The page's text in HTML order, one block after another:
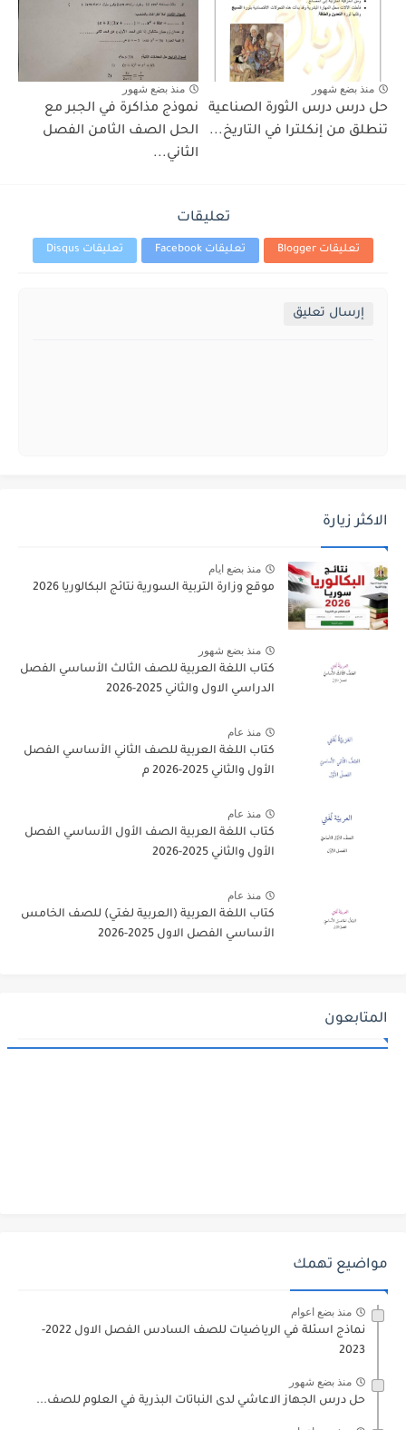
منذ بضع شهور
حل درس درس الثورة الصناعية
تنطلق من إنكلترا في التاريخ...
منذ بضع شهور
نموذج مذاكرة في الجبر مع
الحل الصف الثامن الفصل
الثاني...
تعليقات
تعليقات Blogger تعليقات Facebook تعليقات Disqus
إرسال تعليق
الاكثر زيارة
منذ بضع ايام
موقع وزارة التربية السورية نتائج البكالوريا 2026
منذ بضع شهور
كتاب اللغة العربية للصف الثالث الأساسي الفصل
الدراسي الاول والثاني 2025-2026
منذ عام
كتاب اللغة العربية للصف الثاني الأساسي الفصل
الأول والثاني 2025-2026 م
منذ عام
كتاب اللغة العربية الصف الأول الأساسي الفصل
الأول والثاني 2025-2026
منذ عام
كتاب اللغة العربية (العربية لغتي) للصف الخامس
الأساسي الفصل الاول 2025-2026
المتابعون
مواضيع تهمك
منذ بضع اعوام
نماذج اسئلة في الرياضيات للصف السادس الفصل الاول 2022-
2023
منذ بضع شهور
حل درس الجهاز الاعاشي لدى النباتات البذرية في العلوم للصف...